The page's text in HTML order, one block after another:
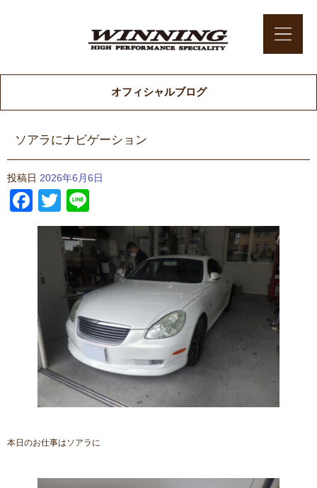
オフィシャルブログ
ソアラにナビゲーション
投稿日 2026年6月6日
Facebook
Twitter
本日のお仕事はソアラに